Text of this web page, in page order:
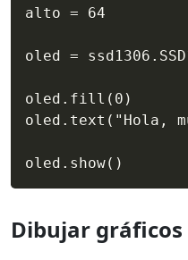
alto = 64
oled =
oled.fill(0)
oled.text("Hola,
oled.show()
Dibujar gráficos